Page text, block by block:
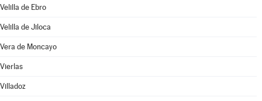
Velilla de Ebro
Velilla de Jiloca
Vera de Moncayo
Vierlas
Villadoz